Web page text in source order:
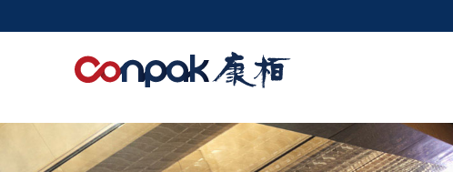
康
栢
事